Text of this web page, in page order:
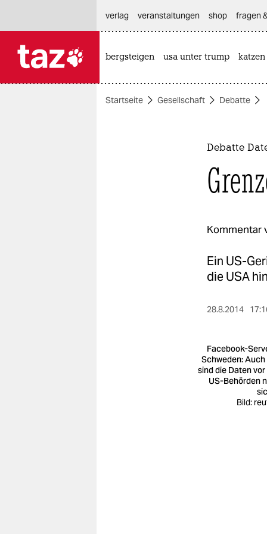
themen
verlag
veranstaltungen shop fragen
bergsteigen usa unter trump katzen
Startseite Gesellschaft Debatte
Debatte
Kommentar
Ein US-
die USA
28.8.2014
Facebook-
Schweden: Auch
sind die Daten
US-Behörden
Bild: